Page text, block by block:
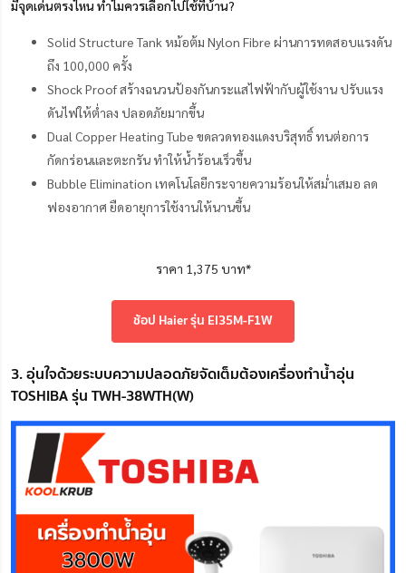
มีจุดเด่นตรงไหน ทำไมควรเลือกไปใช้ที่บ้าน?
Solid Structure Tank หม้อต้ม Nylon Fibre ผ่านการทดสอบแรงดัน
ถึง 100,000 ครั้ง
Shock Proof สร้างฉนวนป้องกันกระแสไฟฟ้ากับผู้ใช้งาน ปรับแรง
ดันไฟให้ต่ำลง ปลอดภัยมากขึ้น
Dual Copper Heating Tube ขดลวดทองแดงบริสุทธิ์ ทนต่อการ
กัดกร่อนและตะกรัน ทำให้น้ำร้อนเร็วขึ้น
Bubble Elimination เทคโนโลยีกระจายความร้อนให้สม่ำเสมอ ลด
ฟองอากาศ ยืดอายุการใช้งานให้นานขึ้น
ราคา 1,375 บาท*
ช้อป Haier รุ่น EI35M-F1W
3. อุ่นใจด้วยระบบความปลอดภัยจัดเต็มต้องเครื่องทำน้ำอุ่น
TOSHIBA รุ่น TWH-38WTH(W)